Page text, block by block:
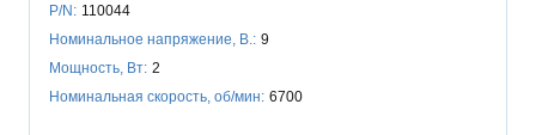
P/N: 110044
Номинальное напряжение, В.: 9
Мощность, Вт: 2
Номинальная скорость, об/мин: 6700